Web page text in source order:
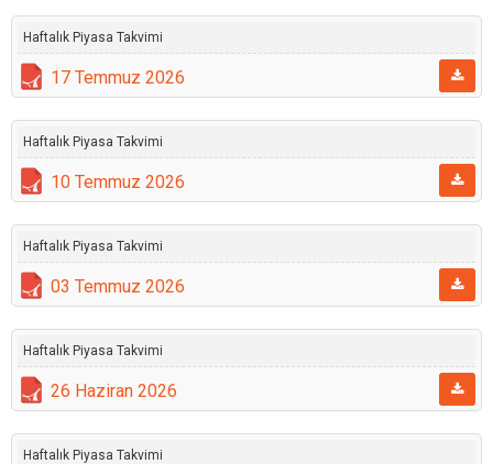
Haftalık Piyasa Takvimi
17 Temmuz 2026
Haftalık Piyasa Takvimi
10 Temmuz 2026
Haftalık Piyasa Takvimi
03 Temmuz 2026
Haftalık Piyasa Takvimi
26 Haziran 2026
Haftalık Piyasa Takvimi